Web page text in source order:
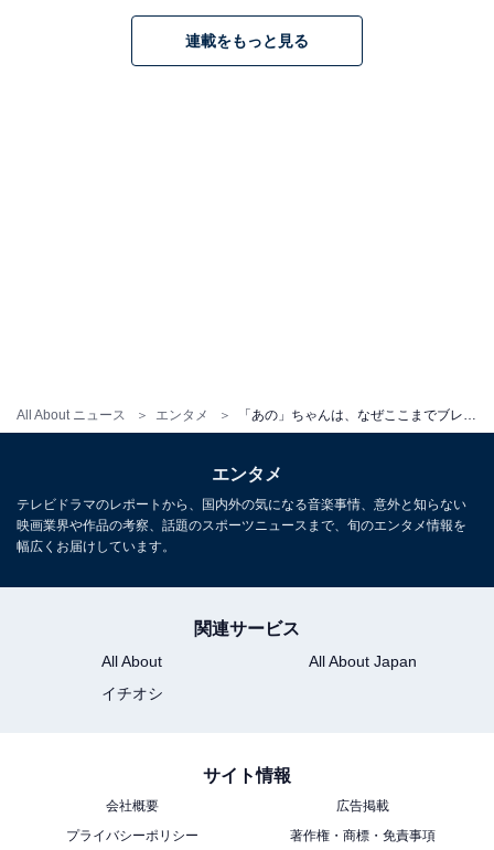
All About ニュース エンタメ
なるエモーショナルなステージばかり。アーティストと
しての評価が高く、音楽という軸があるからこそバラエ
あの、“ポケモンだらけ”のオフショットで美脚
を披露！ 「足細いな」「あのちゃん自体がポケ
モンみたい」
連載をもっと見る
エンタメ
テレビドラマのレポートから、国内外の気になる音楽事情、意外と知らない
映画業界や作品の考察、話題のスポーツニュースまで、旬のエンタメ情報を
幅広くお届けしています。
関連サービス
All About
All About Japan
イチオシ
サイト情報
会社概要
広告掲載
プライバシーポリシー
著作権・商標・免責事項